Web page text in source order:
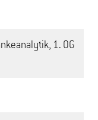
1. OG